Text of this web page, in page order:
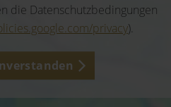
die Datenschutzbedingungen
privacy).